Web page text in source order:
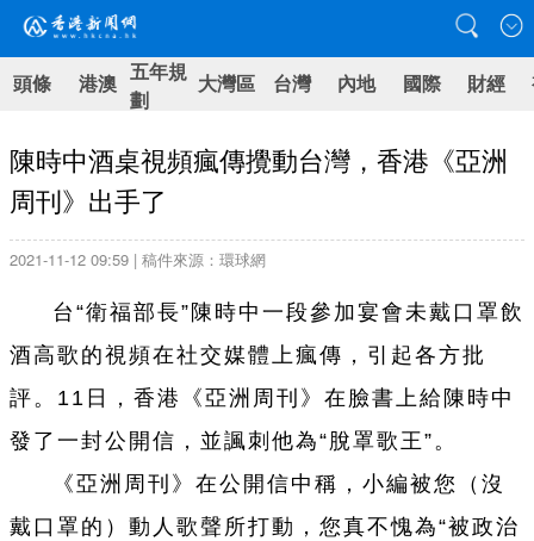
頭條 港澳 五年規
劃
大灣區 台灣 內地 國際 財經
陳時中酒桌視頻瘋傳攪動台灣，香港《亞洲
周刊》出手了
2021-11-12 09:59 | 稿件來源：環球網
台“衛福部長”陳時中一段參加宴會未戴口罩飲
酒高歌的視頻在社交媒體上瘋傳，引起各方批
評。11日，香港《亞洲周刊》在臉書上給陳時中
發了一封公開信，並諷刺他為“脫罩歌王”。
《亞洲周刊》在公開信中稱，小編被您（沒
戴口罩的）動人歌聲所打動，您真不愧為“被政治